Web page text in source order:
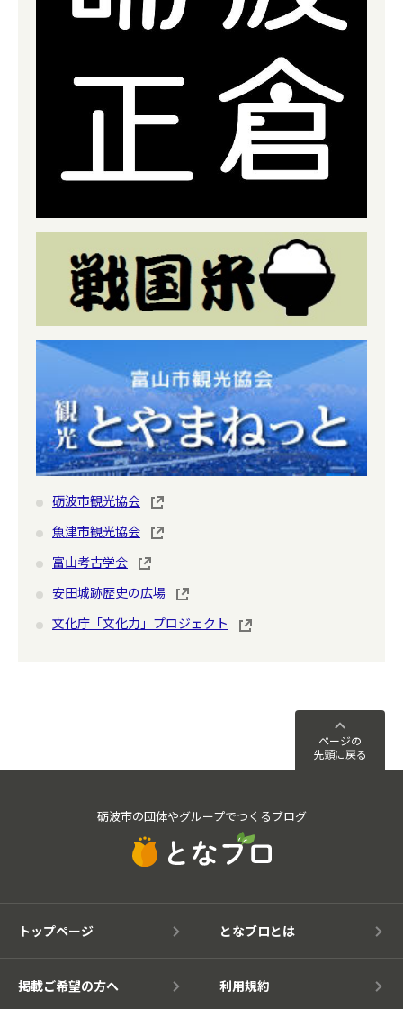
砺波市観光協会
魚津市観光協会
富山考古学会
安田城跡歴史の広場
文化庁「文化力」プロジェクト
ページの
先頭に戻る
砺波市の団体やグループでつくるブログ
トップページ となブロとは
掲載ご希望の方へ 利用規約